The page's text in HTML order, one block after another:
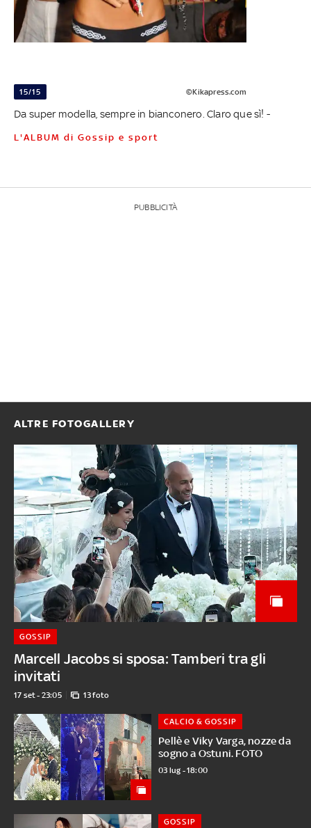
15/15 ©Kikapress.com
Da super modella, sempre in bianconero. Claro que sì! -
L'ALBUM di Gossip e sport
PUBBLICITÀ
ALTRE FOTOGALLERY
Marcell Jacobs si sposa: Tamberi tra gli
invitati
GOSSIP
17 set - 23:05 13 foto
Pellè e Viky Varga, nozze da
sogno a Ostuni. FOTO
CALCIO & GOSSIP
03 lug - 18:00
GOSSIP